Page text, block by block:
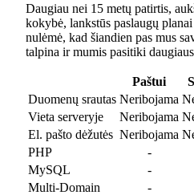
Daugiau nei 15 metų patirtis,
kokybė, lankstūs paslaugų
nulėmė, kad šiandien pas mus
talpina ir mumis pasitiki
Paštui
Duomenų srautas Neribojama
Vieta serveryje
Neribojama
El. pašto dėžutės Neribojama
PHP
-
MySQL
-
Multi-Domain
-